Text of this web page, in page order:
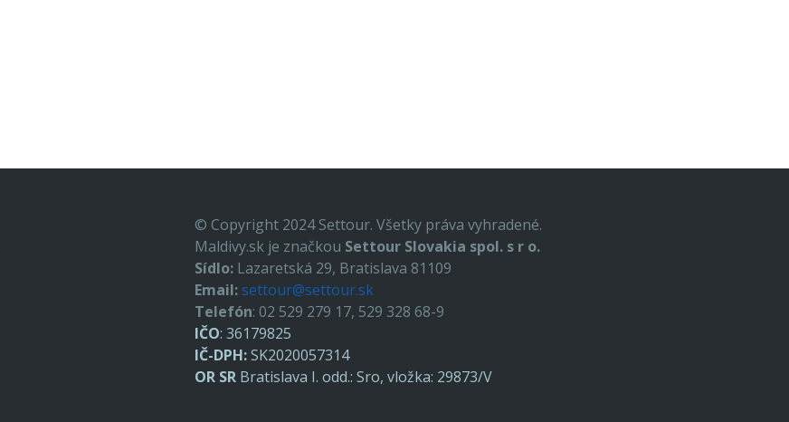
© Copyright 2024 Settour. Všetky práva vyhradené.
Maldivy.sk je značkou Settour Slovakia spol. s r o.
Sídlo: Lazaretská 29, Bratislava 81109
Email:settour@settour.sk
Telefón: 02 529 279 17, 529 328 68-9
IČO: 36179825
IČ-DPH:SK2020057314
OR SR Bratislava I. odd.: Sro, vložka: 29873/V